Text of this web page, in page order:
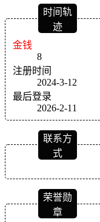
时间轨
迹
金钱
8
注册时间
2024-3-12
最后登录
2026-2-11
联系方
式
荣誉勋
章